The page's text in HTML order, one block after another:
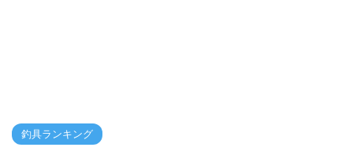
釣具ランキング